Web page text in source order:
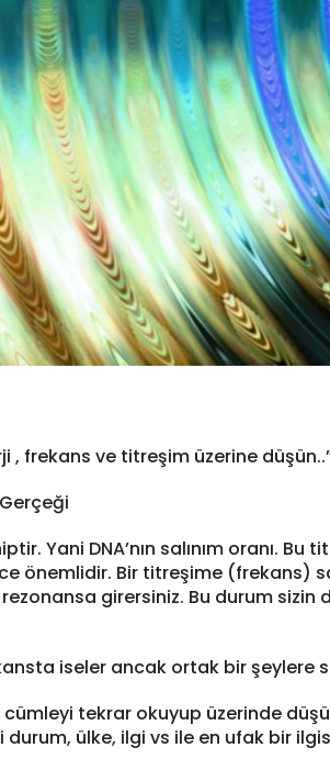
frekans ve titreşim üzerine düşün..”
Yani DNA’nın salınım oranı. Bu
önemlidir. Bir titreşime (frekans)
girersiniz. Bu durum sizin
iseler ancak ortak bir
tekrar okuyup üzerinde
ülke, ilgi vs ile en ufak bir